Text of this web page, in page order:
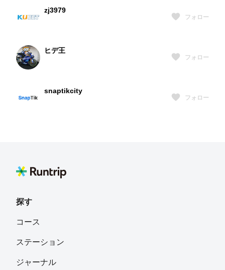
zj3979
フォロー
ヒデ王
フォロー
snaptikcity
フォロー
探す
コース
ステーション
ジャーナル